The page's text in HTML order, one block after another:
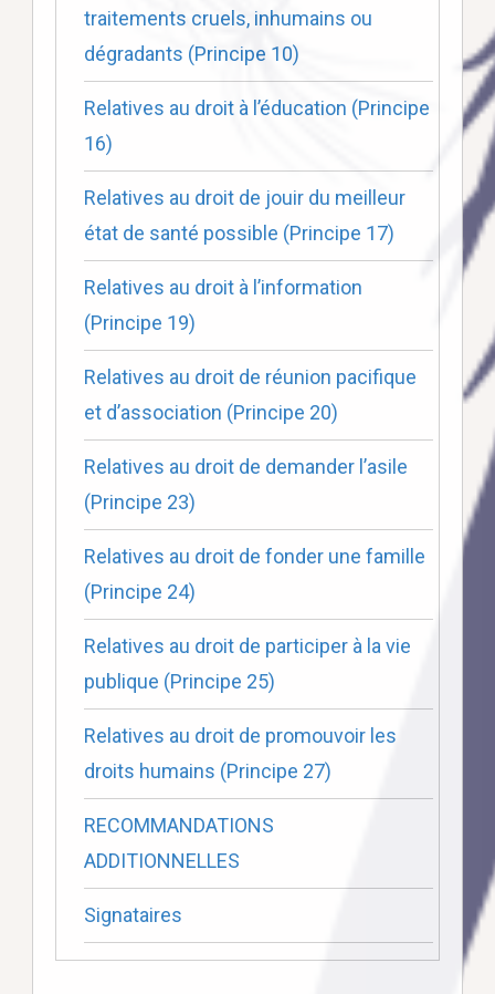
traitements cruels, inhumains ou
dégradants (Principe 10)
Relatives au droit à l’éducation (Principe
16)
Relatives au droit de jouir du meilleur
état de santé possible (Principe 17)
Relatives au droit à l’information
(Principe 19)
Relatives au droit de réunion pacifique
et d’association (Principe 20)
Relatives au droit de demander l’asile
(Principe 23)
Relatives au droit de fonder une famille
(Principe 24)
Relatives au droit de participer à la vie
publique (Principe 25)
Relatives au droit de promouvoir les
droits humains (Principe 27)
RECOMMANDATIONS
ADDITIONNELLES
Signataires